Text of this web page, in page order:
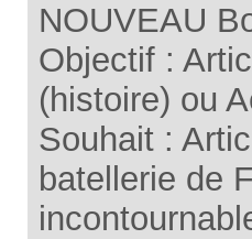
NOUVEAU
Objectif :
(histoire) ou
Souhait :
batellerie de